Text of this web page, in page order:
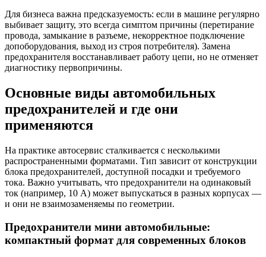
Для бизнеса важна предсказуемость: если в машине регулярно
выбивает защиту, это всегда симптом причины (перетирание
провода, замыкание в разъеме, некорректное подключение
допоборудования, выход из строя потребителя). Замена
предохранителя восстанавливает работу цепи, но не отменяет
диагностику первопричины.
Основные виды автомобильных
предохранителей и где они
применяются
На практике автосервис сталкивается с несколькими
распространенными форматами. Тип зависит от конструкции
блока предохранителей, доступной посадки и требуемого
тока. Важно учитывать, что предохранители на одинаковый
ток (например, 10 А) может выпускаться в разных корпусах —
и они не взаимозаменяемы по геометрии.
Предохранители мини автомобильные:
компактный формат для современных блоков